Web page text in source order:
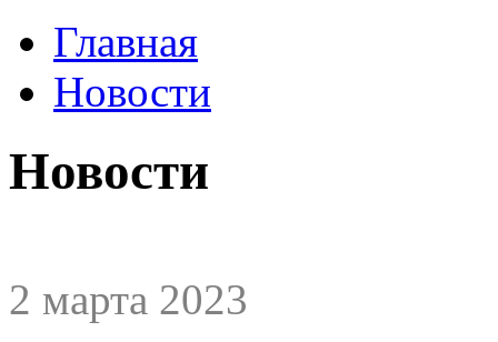
Главная
Новости
Новости
2 марта 2023